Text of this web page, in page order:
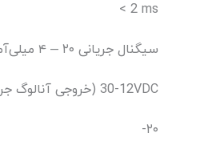
< 2 ms
سیگنال جریانی ۲۰ – ۴ میلی‌آمپر
(خروجی آنالوگ جریانی و ولتاژی) 12-30VDC
-۲۰